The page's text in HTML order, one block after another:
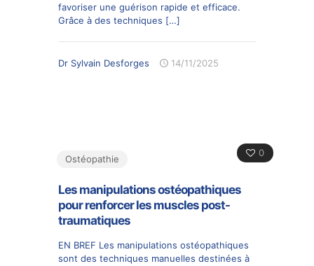
favoriser une guérison rapide et efficace.
Grâce à des techniques […]
Dr Sylvain Desforges 14/11/2025
0
Ostéopathie
Les manipulations ostéopathiques
pour renforcer les muscles post-
traumatiques
EN BREF Les manipulations ostéopathiques
sont des techniques manuelles destinées à